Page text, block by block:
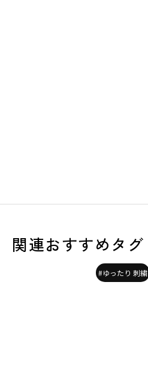
関連おすすめタグ
#ゆったり 刺繍